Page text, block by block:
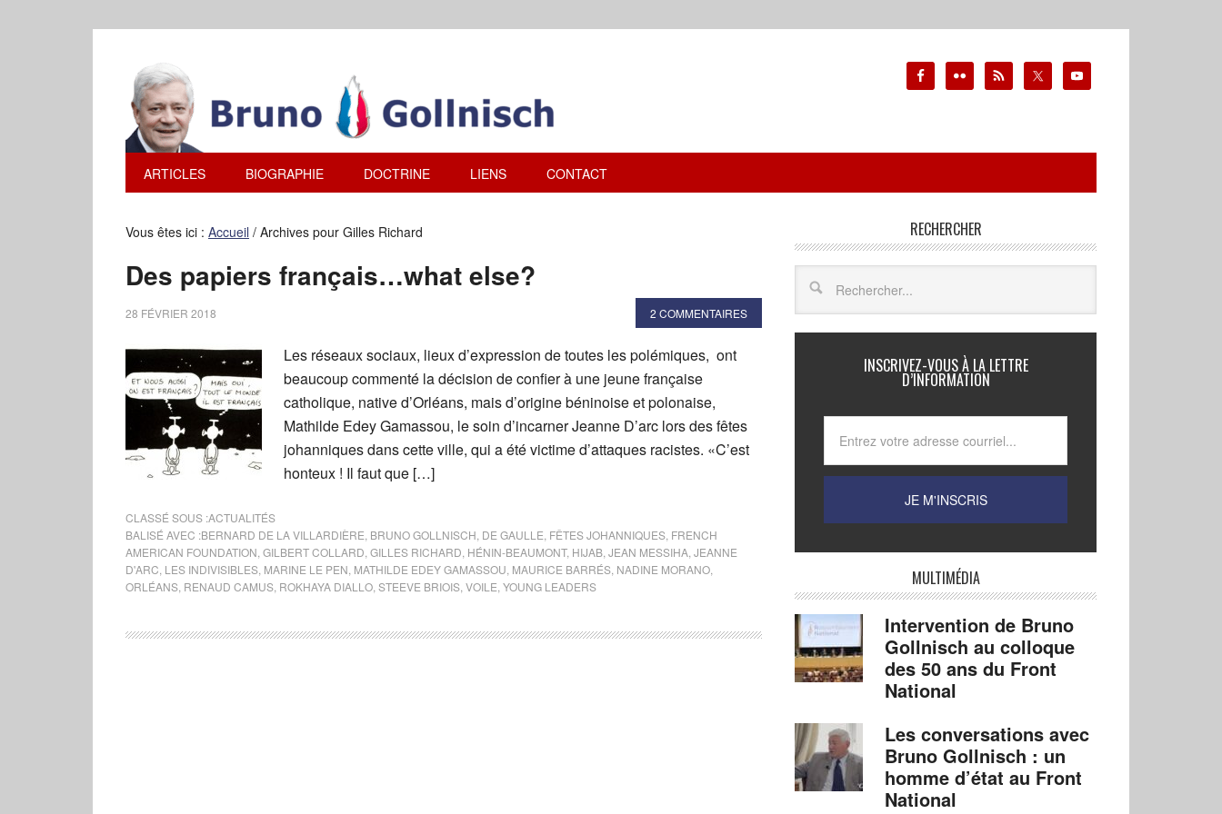
ARTICLES BIOGRAPHIE DOCTRINE LIENS CONTACT
Vous êtes ici : Accueil / Archives pour Gilles Richard
Des papiers français…what else?
28 FÉVRIER 2018 2 COMMENTAIRES
Les réseaux sociaux, lieux d’expression de toutes les polémiques, ont
beaucoup commenté la décision de confier à une jeune française
catholique, native d’Orléans, mais d’origine béninoise et polonaise,
Mathilde Edey Gamassou, le soin d’incarner Jeanne D’arc lors des fêtes
johanniques dans cette ville, qui a été victime d’attaques racistes. «C’est
honteux ! Il faut que […]
CLASSÉ SOUS :ACTUALITÉS
BALISÉ AVEC :BERNARD DE LA VILLARDIÈRE BRUNO GOLLNISCH DE GAULLE FÊTES JOHANNIQUES FRENCH
AMERICAN FOUNDATION GILBERT COLLARD GILLES RICHARD HÉNIN-BEAUMONT, HIJAB JEAN MESSIHA JEANNE
D'ARC LES INDIVISIBLES MARINE LE PEN MATHILDE EDEY GAMASSOU MAURICE BARRÉS NADINE MORANO
ORLÉANS RENAUD CAMUS ROKHAYA DIALLO STEEVE BRIOIS VOILE YOUNG LEADERS
RECHERCHER
INSCRIVEZ-VOUS À LA LETTRE
D’INFORMATION
MULTIMÉDIA
Intervention de Bruno
Gollnisch au colloque
des 50 ans du Front
National
Les conversations avec
Bruno Gollnisch : un
homme d’état au Front
National